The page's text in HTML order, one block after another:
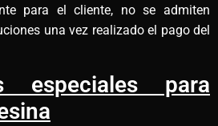
para el cliente, no se admiten
una vez realizado el pago del
especiales para